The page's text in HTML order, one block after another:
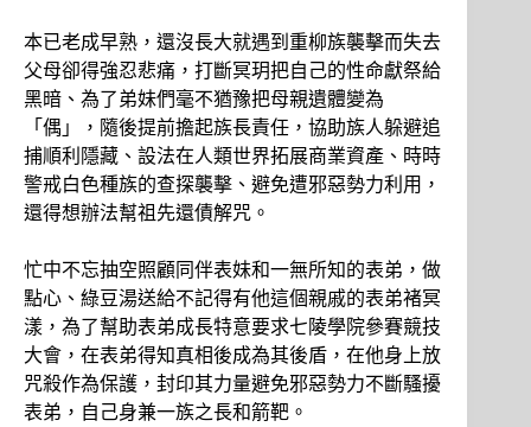
本已老成早熟，還沒長大就遇到重柳族襲擊而失去
父母卻得強忍悲痛，打斷冥玥把自己的性命獻祭給
黑暗、為了弟妹們毫不猶豫把母親遺體變為
「偶」，隨後提前擔起族長責任，協助族人躲避追
捕順利隱藏、設法在人類世界拓展商業資產、時時
警戒白色種族的查探襲擊、避免遭邪惡勢力利用，
還得想辦法幫祖先還債解咒。
忙中不忘抽空照顧同伴表妹和一無所知的表弟，做
點心、綠豆湯送給不記得有他這個親戚的表弟褚冥
漾，為了幫助表弟成長特意要求七陵學院參賽競技
大會，在表弟得知真相後成為其後盾，在他身上放
咒殺作為保護，封印其力量避免邪惡勢力不斷騷擾
表弟，自己身兼一族之長和箭靶。